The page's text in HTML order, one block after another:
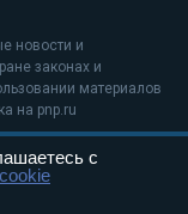
новости и
законах и
материалов
на pnp.ru
с